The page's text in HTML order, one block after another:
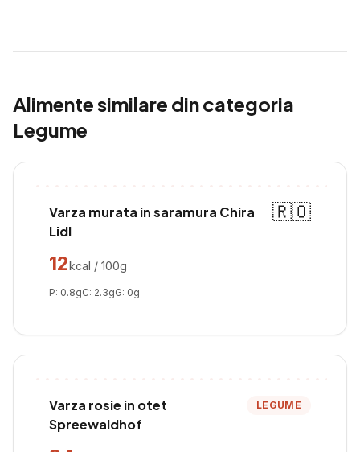
Alimente similare din categoria
Legume
Varza murata in saramura Chira
Lidl
🇷🇴
12kcal / 100g
P: 0.8gC: 2.3gG: 0g
Varza rosie in otet
Spreewaldhof
LEGUME